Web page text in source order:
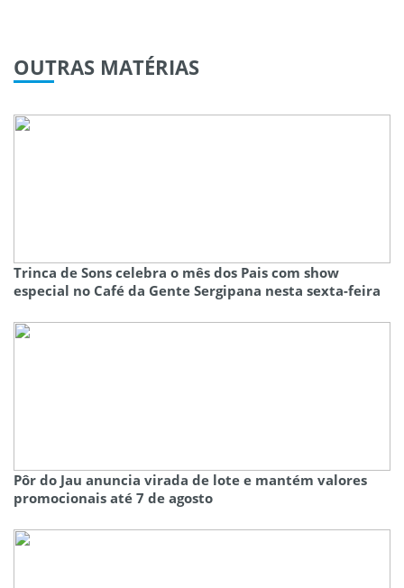
OUTRAS MATÉRIAS
Trinca de Sons celebra o mês dos Pais com show
especial no Café da Gente Sergipana nesta sexta-feira
Pôr do Jau anuncia virada de lote e mantém valores
promocionais até 7 de agosto